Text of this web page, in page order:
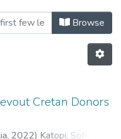
Browse
Cretan Donors
2022) Katopi, Sofia